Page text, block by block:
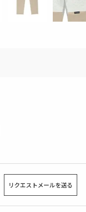
リクエストメールを送る